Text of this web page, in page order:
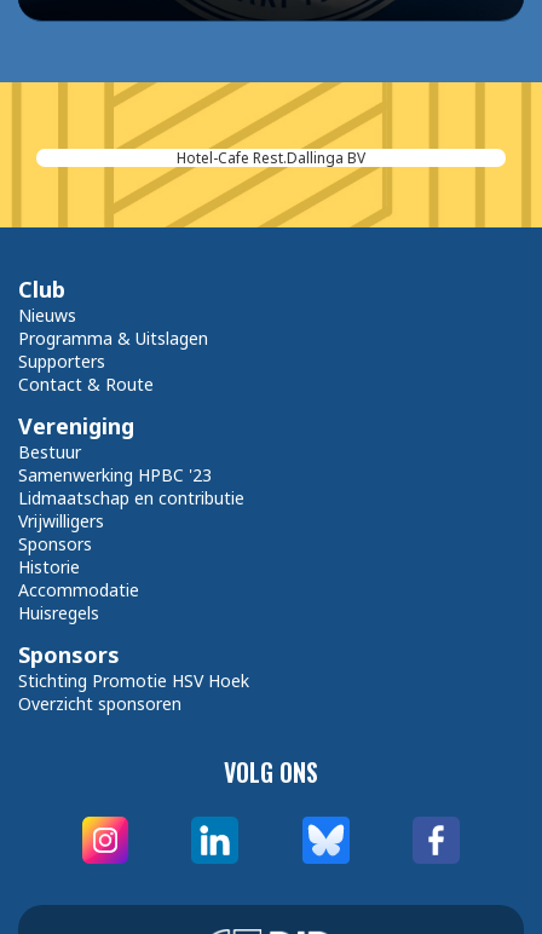
Hotel-Cafe Rest.Dallinga BV
VOLG ONS
Club
Nieuws
Programma & Uitslagen
Supporters
Contact & Route
Vereniging
Bestuur
Samenwerking HPBC '23
Lidmaatschap en contributie
Vrijwilligers
Sponsors
Historie
Accommodatie
Huisregels
Sponsors
Stichting Promotie HSV Hoek
Overzicht sponsoren